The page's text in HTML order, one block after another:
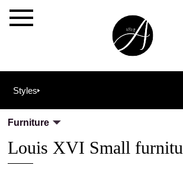
×
Styles
Furniture
Louis XVI Small